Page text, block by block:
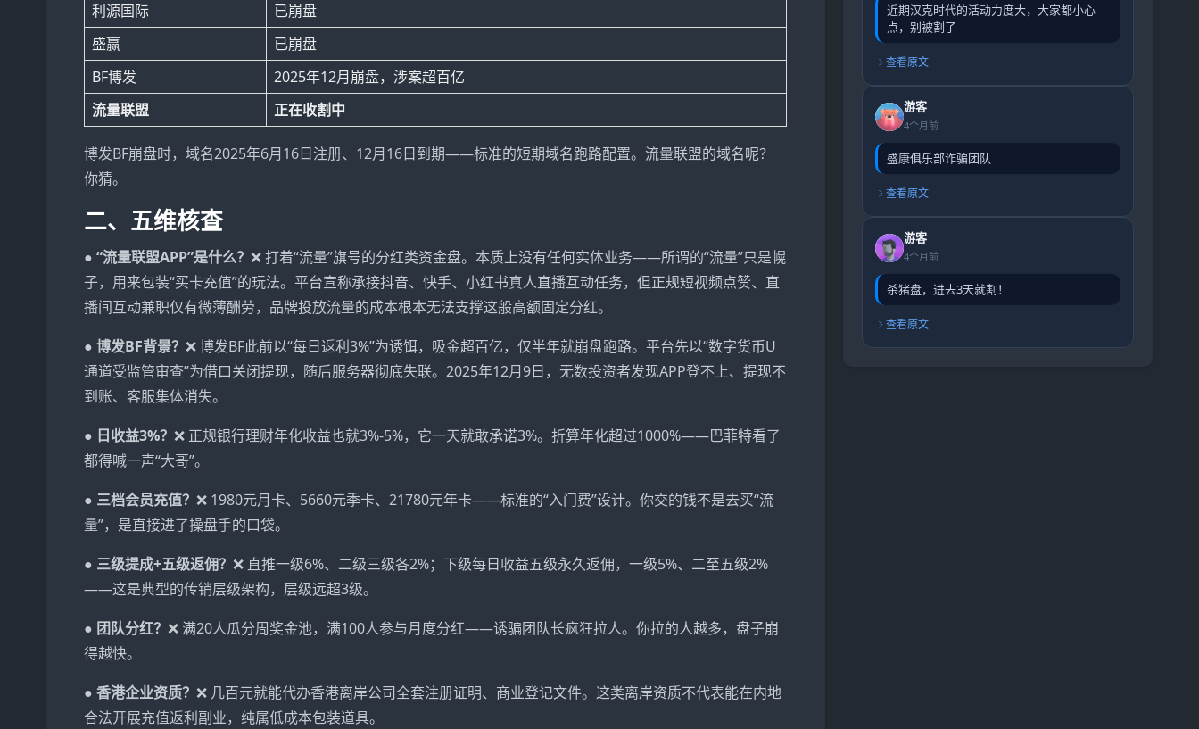
利源国际
已崩盘
盛赢
已崩盘
BF博发
2025年12月崩盘，涉案超百亿
流量联盟
正在收割中
博发BF崩盘时，域名2025年6月16日注册、12月16日到期——标准的短期域名跑路配置。流量联盟的域名呢？
你猜。
二、五维核查
● “流量联盟APP”是什么？ ❌ 打着“流量”旗号的分红类资金盘。本质上没有任何实体业务——所谓的“流量”只是幌
子，用来包装“买卡充值”的玩法。平台宣称承接抖音、快手、小红书真人直播互动任务，但正规短视频点赞、直
播间互动兼职仅有微薄酬劳，品牌投放流量的成本根本无法支撑这般高额固定分红。
● 博发BF背景？ ❌ 博发BF此前以“每日返利3%”为诱饵，吸金超百亿，仅半年就崩盘跑路。平台先以“数字货币U
通道受监管审查”为借口关闭提现，随后服务器彻底失联。2025年12月9日，无数投资者发现APP登不上、提现不
到账、客服集体消失。
● 日收益3%？ ❌ 正规银行理财年化收益也就3%-5%，它一天就敢承诺3%。折算年化超过1000%——巴菲特看了
都得喊一声“大哥”。
● 三档会员充值？ ❌ 1980元月卡、5660元季卡、21780元年卡——标准的“入门费”设计。你交的钱不是去买“流
量”，是直接进了操盘手的口袋。
● 三级提成+五级返佣？ ❌ 直推一级6%、二级三级各2%；下级每日收益五级永久返佣，一级5%、二至五级2%
——这是典型的传销层级架构，层级远超3级。
● 团队分红？ ❌ 满20人瓜分周奖金池，满100人参与月度分红——诱骗团队长疯狂拉人。你拉的人越多，盘子崩
得越快。
● 香港企业资质？ ❌ 几百元就能代办香港离岸公司全套注册证明、商业登记文件。这类离岸资质不代表能在内地
合法开展充值返利副业，纯属低成本包装道具。
近期汉克时代的活动力度大，大家都小心
点，别被割了
查看原文
游客
4个月前
盛康俱乐部诈骗团队
查看原文
游客
4个月前
杀猪盘，进去3天就割！
查看原文